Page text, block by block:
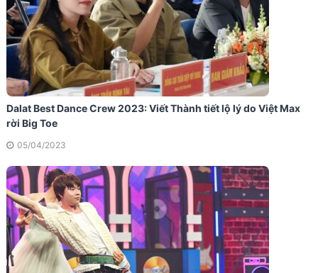
Dalat Best Dance Crew 2023: Viết Thành tiết lộ lý do Việt Max
rời Big Toe
05/04/2023